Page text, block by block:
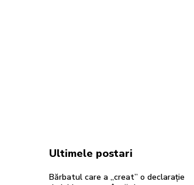
Ultimele postari
Bărbatul care a „creat” o declarație